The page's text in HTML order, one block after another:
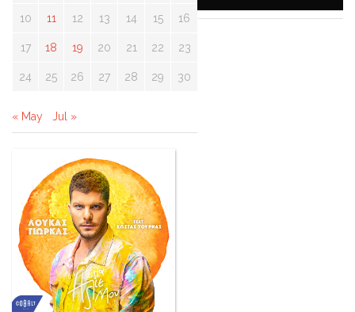
10 11 12 13 14 15 16
17 18 19 20 21 22 23
24 25 26 27 28 29 30
« May Jul »